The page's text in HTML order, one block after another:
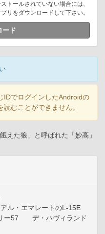
トールされていない場合には、
リをダウンロードして下さい。
ード
でログインしたAndroidの
むことができません。
えた狼」と呼ばれた「妙高」
ル・エマレートのL-15E
リー57 デ・ハヴィランド